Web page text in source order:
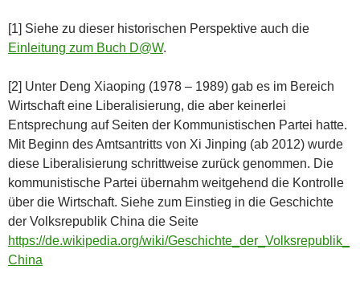
[1] Siehe zu dieser historischen Perspektive auch die
Einleitung zum Buch D@W.
[2] Unter Deng Xiaoping (1978 – 1989) gab es im Bereich
Wirtschaft eine Liberalisierung, die aber keinerlei
Entsprechung auf Seiten der Kommunistischen Partei hatte.
Mit Beginn des Amtsantritts von Xi Jinping (ab 2012) wurde
diese Liberalisierung schrittweise zurück genommen. Die
kommunistische Partei übernahm weitgehend die Kontrolle
über die Wirtschaft. Siehe zum Einstieg in die Geschichte
der Volksrepublik China die Seite
https://de.wikipedia.org/wiki/Geschichte_der_Volksrepublik_
China